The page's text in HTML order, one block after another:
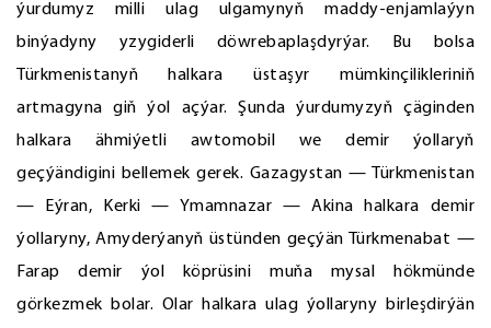
ýurdumyz milli ulag ulgamynyň maddy-enjamlaýyn
binýadyny yzygiderli döwrebaplaşdyrýar. Bu bolsa
Türkmenistanyň halkara üstaşyr mümkinçilikleriniň
artmagyna giň ýol açýar. Şunda ýurdumyzyň çäginden
halkara ähmiýetli awtomobil we demir ýollaryň
geçýändigini bellemek gerek. Gazagystan — Türkmenistan
— Eýran, Kerki — Ymamnazar — Akina halkara demir
ýollaryny, Amyderýanyň üstünden geçýän Türkmenabat —
Farap demir ýol köprüsini muňa mysal hökmünde
görkezmek bolar. Olar halkara ulag ýollaryny birleşdirýän